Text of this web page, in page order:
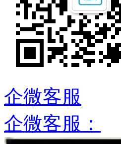
企微客服
企微客服：